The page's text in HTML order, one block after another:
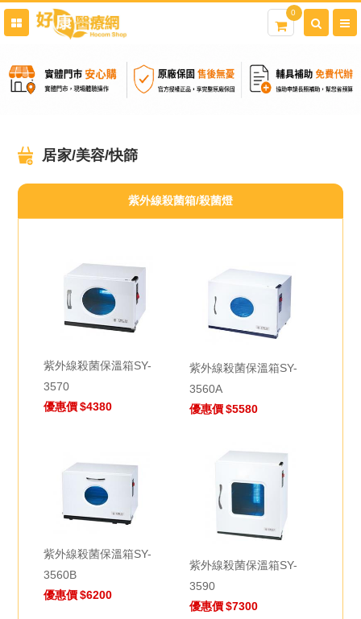
0
居家/美容/快篩
紫外線殺菌箱/殺菌燈
紫外線殺菌保溫箱SY-
3570
優惠價 $4380
紫外線殺菌保溫箱SY-
3560A
優惠價$5580
紫外線殺菌保溫箱SY-
3560B
優惠價 $6200
紫外線殺菌保溫箱SY-
3590
優惠價$7300